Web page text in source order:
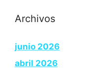
Archivos
junio 2026
abril 2026